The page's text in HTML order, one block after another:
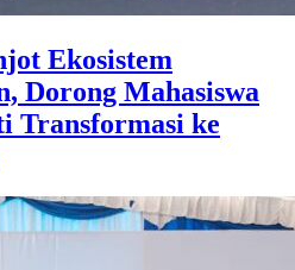
Ekosistem
Dorong Mahasiswa
Transformasi ke